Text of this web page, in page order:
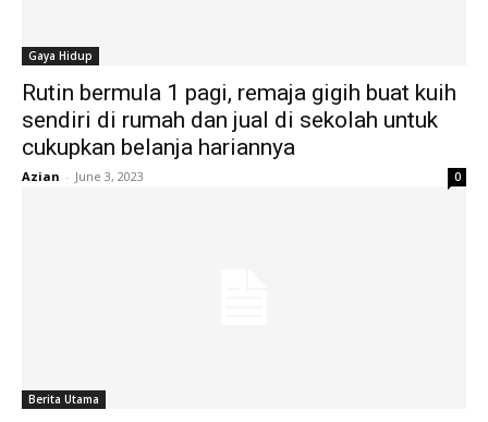
Gaya Hidup
Rutin bermula 1 pagi, remaja gigih buat kuih
sendiri di rumah dan jual di sekolah untuk
cukupkan belanja hariannya
Azian - June 3, 2023 0
Berita Utama